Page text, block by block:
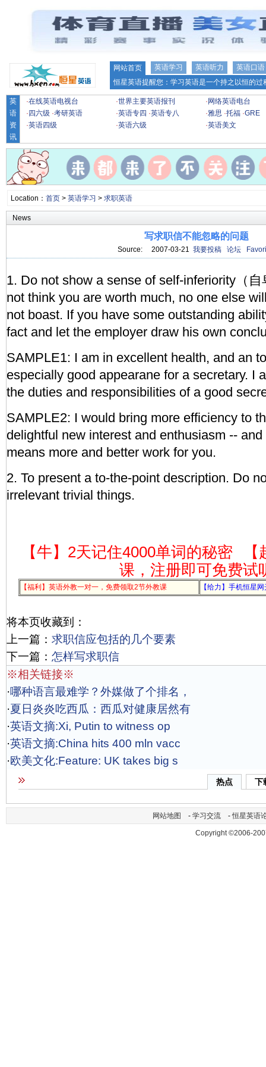
网站首页 英语学习 英语听力
英语口语
恒星英语提醒您：学习英语是一个持之以恒的
英
语
资
讯
·在线英语电视台 ·世界主要英语报刊 · 网络英语电台
· 四六级 ·考研英语 ·英语专四 ·英语专八 ·雅思 ·托福 ·GRE
·英语四级 ·英语六级 ·英语美文
Location： 首页> 英语学习 > 求职英语
News
写求职信不能忽略的问题
Source: 2007-03-21 我要投稿 论坛
1. Do not show a sense of self-inferiority（
not think you are worth much, no one else
not boast. If you have some outstanding
fact and let the employer draw his own
SAMPLE1: I am in excellent health, and an
especially good appearane for a secretary. I
the duties and responsibilities of a good
SAMPLE2: I would bring more efficiency to
delightful new interest and enthusiasm --
means more and better work for you.
2. To present a to-the-point description. Do
irrelevant trivial things.
【牛】2天记住4000单词的秘密
课，注册即可免费试
【福利】英语外教一对一，免费领取2节外教课 【给力】手机恒星
将本页收藏到：
上一篇： 求职信应包括的几个要素
下一篇： 怎样写求职信
※相关链接※
·哪种语言最难学？外媒做了个排名，
·夏日炎炎吃西瓜：西瓜对健康居然有
·英语文摘:Xi, Putin to witness op
·英语文摘:China hits 400 mln vacc
·欧美文化:Feature: UK takes big s
热点 下
网站地图 - 学习交流 -恒星英语
Copyright ©2006-